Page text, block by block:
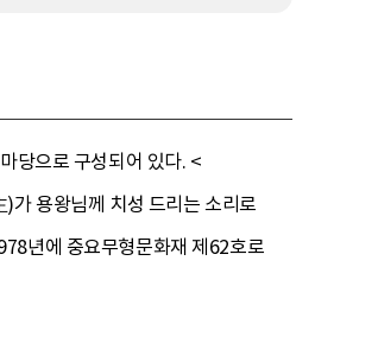
당으로 구성되어 있다. <
가 용왕님께 치성 드리는 소리로
년에 중요무형문화재 제62호로